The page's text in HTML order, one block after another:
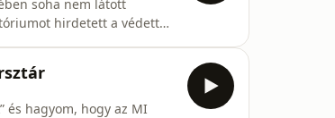
soha nem látott
hirdetett a védett
és hagyom, hogy az MI